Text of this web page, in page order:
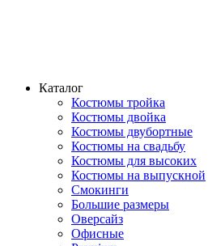
Каталог
Костюмы тройка
Костюмы двойка
Костюмы двубортные
Костюмы на свадьбу
Костюмы для высоких
Костюмы на выпускной
Смокинги
Большие размеры
Оверсайз
Офисные